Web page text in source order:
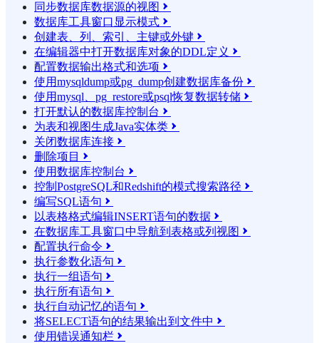
同步数据库数据源的视图 
数据库工具窗口显示模式 
创建表、列、索引、主键或外键 
在编辑器中打开数据库对象的DDL定义 
配置数据输出格式和选项 
使用mysqldump或pg_dump创建数据库备份 
使用mysql、pg_restore或psql恢复数据转储 
打开默认的数据库控制台 
为表和视图生成Java实体类 
关闭数据库连接 
删除项目 
使用数据库控制台 
控制PostgreSQL和Redshift的模式搜索路径 
编写SQL语句 
以表格格式编辑INSERT语句的数据 
在数据库工具窗口中导航到表格或列视图 
配置执行命令 
执行参数化语句 
执行一组语句 
执行所有语句 
执行自动记忆的语句 
将SELECT语句的结果输​​出到文件中 
使用错误通知栏 